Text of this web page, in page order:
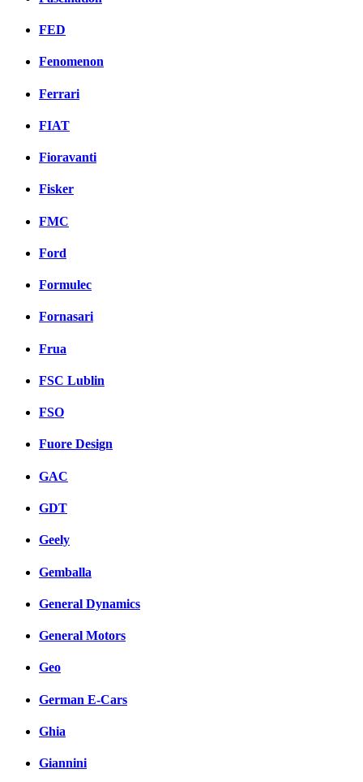
FED
Fenomenon
Ferrari
FIAT
Fioravanti
Fisker
FMC
Ford
Formulec
Fornasari
Frua
FSC Lublin
FSO
Fuore Design
GAC
GDT
Geely
Gemballa
General Dynamics
General Motors
Geo
German E-Cars
Ghia
Giannini